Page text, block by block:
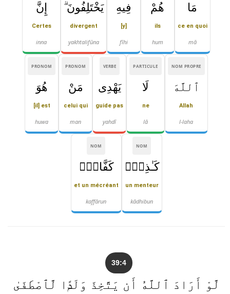
مَا
ce en quoi
mā
هُمْ
ils
hum
فِيهِ
[y]
fīhi
يَخْتَلِفُونَ ۗ
divergent
yakhtalifūna
إِنَّ
Certes
inna
NOM PROPRE
ٱللَّهَ
Allah
l-laha
PARTICULE
لَا
ne
lā
VERBE
يَهْدِى
guide pas
yahdī
PRONOM
مَنْ
celui qui
man
PRONOM
هُوَ
[il] est
huwa
NOM
كَـٰذِبٌۭ
un menteur
kādhibun
NOM
كَفَّارٌۭ
et un mécréant
kaffārun
39:4
لَّوْ أَرَادَ ٱللَّهُ أَن يَتَّخِذَ وَلَدًۭا لَّٱصْطَفَىٰ